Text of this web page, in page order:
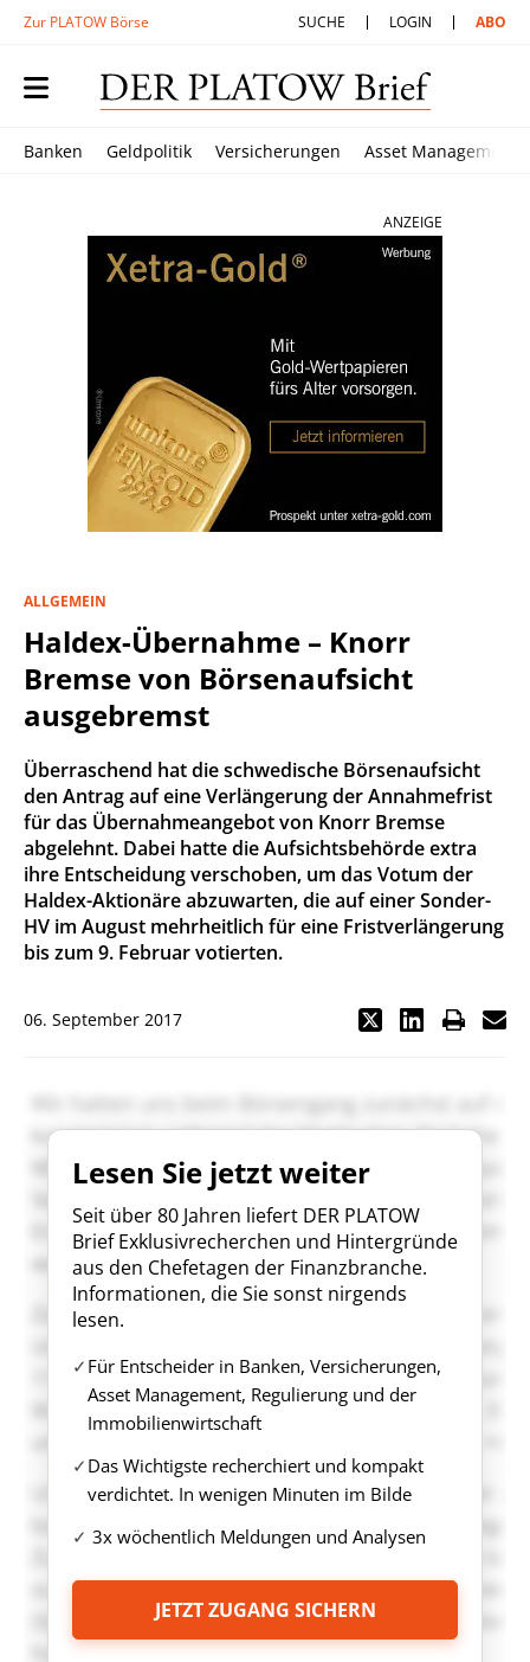
Zur PLATOW Börse SUCHE LOGIN ABO
Banken Geldpolitik Versicherungen Asset Management
ANZEIGE
ALLGEMEIN
Haldex-Übernahme – Knorr
Bremse von Börsenaufsicht
ausgebremst
Überraschend hat die schwedische Börsenaufsicht
den Antrag auf eine Verlängerung der Annahmefrist
für das Übernahmeangebot von Knorr Bremse
abgelehnt. Dabei hatte die Aufsichtsbehörde extra
ihre Entscheidung verschoben, um das Votum der
Haldex-Aktionäre abzuwarten, die auf einer Sonder-
HV im August mehrheitlich für eine Fristverlängerung
bis zum 9. Februar votierten.
06. September 2017
Lesen Sie jetzt weiter
Seit über 80 Jahren liefert DER PLATOW
Brief Exklusivrecherchen und Hintergründe
aus den Chefetagen der Finanzbranche.
Informationen, die Sie sonst nirgends
lesen.
Für Entscheider in Banken, Versicherungen,
Asset Management, Regulierung und der
Immobilienwirtschaft
Das Wichtigste recherchiert und kompakt
verdichtet. In wenigen Minuten im Bilde
3x wöchentlich Meldungen und Analysen
JETZT ZUGANG SICHERN